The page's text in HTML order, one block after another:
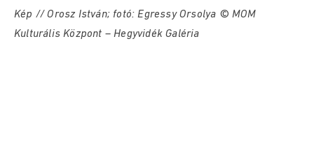
Kép // Orosz István; fotó: Egressy Orsolya © MOM
Kulturális Központ – Hegyvidék Galéria